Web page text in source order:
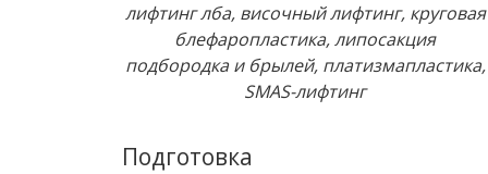
лифтинг лба, височный лифтинг, круговая
блефаропластика, липосакция
подбородка и брылей, платизмапластика,
SMAS-лифтинг
Подготовка